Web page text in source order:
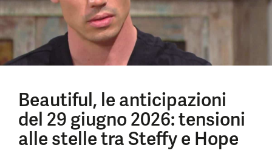
Beautiful, le anticipazioni
del 29 giugno 2026: tensioni
alle stelle tra Steffy e Hope